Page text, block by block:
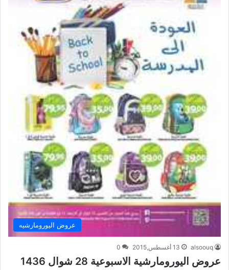
عروض اليورومارشيه
alsoouq 13 أغسطس,2015 0
عروض اليورومارشية الاسبوعية 28 شوال 1436